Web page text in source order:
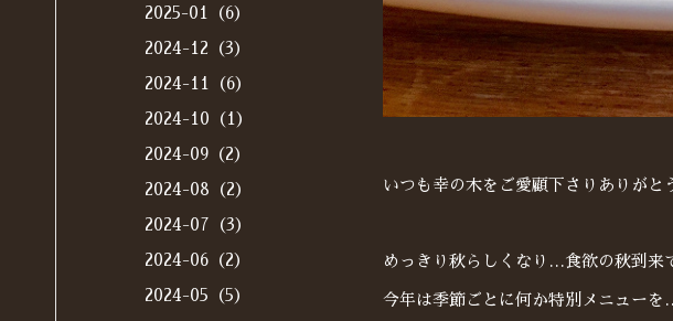
いつも幸の木をご愛顧下さりありがと
めっきり秋らしくなり…食欲の秋到来
今年は季節ごとに何か特別メニュー
2025-01（6）
2024-12（3）
2024-11（6）
2024-10（1）
2024-09（2）
2024-08（2）
2024-07（3）
2024-06（2）
2024-05（5）